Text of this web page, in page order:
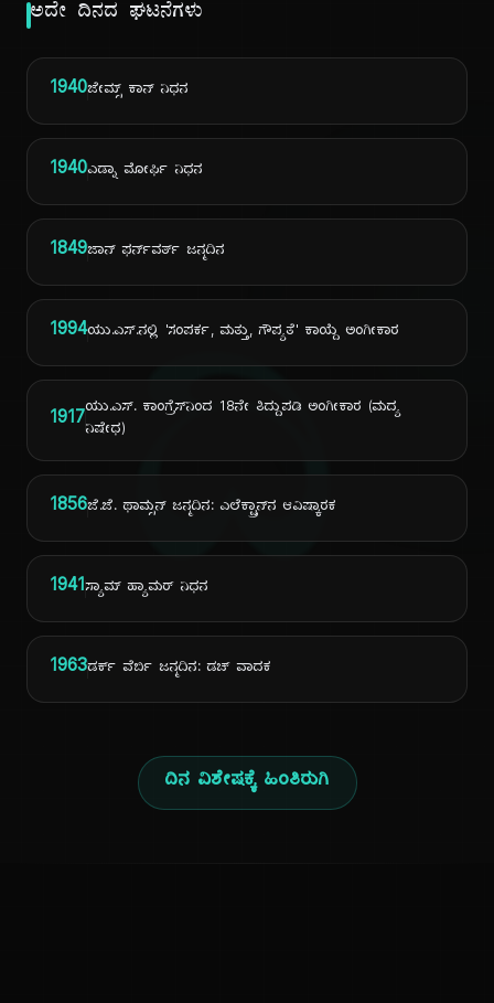
ದಿ
ಅದೇ ದಿನದ ಘಟನೆಗಳು
1940ಜೇಮ್ಸ್ ಕಾನ್ ನಿಧನ
1940ಎಡ್ನಾ ಮೋರ್ಫಿ ನಿಧನ
1849ಜಾನ್ ಫರ್ನ್‌ವರ್ತ್ ಜನ್ಮದಿನ
1994ಯು.ಎಸ್.ನಲ್ಲಿ 'ಸಂಪರ್ಕ, ಮತ್ತು, ಗೌಪ್ಯತೆ' ಕಾಯ್ದೆ ಅಂಗೀಕಾರ
1917ಯು.ಎಸ್. ಕಾಂಗ್ರೆಸ್‌ನಿಂದ 18ನೇ ತಿದ್ದುಪಡಿ ಅಂಗೀಕಾರ (ಮದ್ಯ
ನಿಷೇಧ)
1856ಜೆ.ಜೆ. ಥಾಮ್ಸನ್ ಜನ್ಮದಿನ: ಎಲೆಕ್ಟ್ರಾನ್‌ನ ಆವಿಷ್ಕಾರಕ
1941ಸ್ಯಾಮ್ ಹ್ಯಾಮರ್ ನಿಧನ
1963ಡರ್ಕ್ ವೆರ್ಬಿ ಜನ್ಮದಿನ: ಡಚ್ ವಾದಕ
ದಿನ ವಿಶೇಷಕ್ಕೆ ಹಿಂತಿರುಗಿ